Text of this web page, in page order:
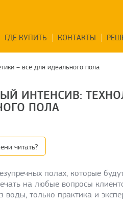
ГДЕ КУПИТЬ КОНТАКТЫ
– всё для идеального пола
ИНТЕНСИВ:
ПОЛА
читать?
полах, которые
на любые вопросы
воды, только практика и